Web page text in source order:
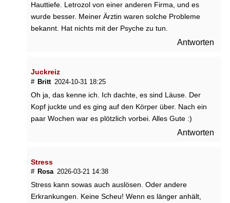
Hauttiefe. Letrozol von einer anderen Firma, und es
wurde besser. Meiner Ärztin waren solche Probleme
bekannt. Hat nichts mit der Psyche zu tun.
Antworten
Juckreiz
# Britt 2024-10-31 18:25
Oh ja, das kenne ich. Ich dachte, es sind Läuse. Der
Kopf juckte und es ging auf den Körper über. Nach ein
paar Wochen war es plötzlich vorbei. Alles Gute :)
Antworten
Stress
# Rosa 2026-03-21 14:38
Stress kann sowas auch auslösen. Oder andere
Erkrankungen. Keine Scheu! Wenn es länger anhält,
g
e
s
e
t
?
Krankheiten